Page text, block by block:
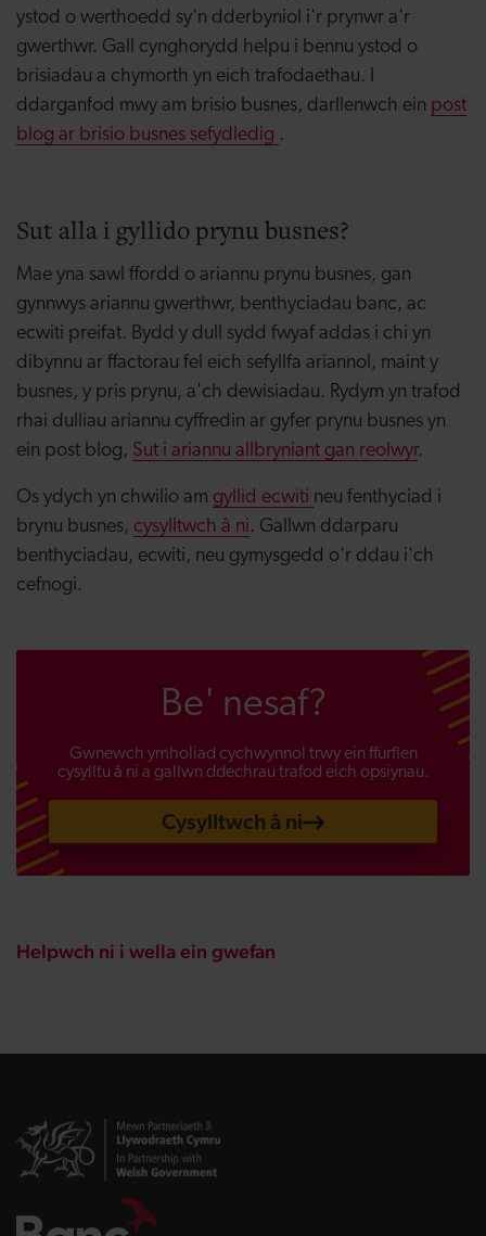
ystod o werthoedd sy'n dderbyniol i'r prynwr a'r
gwerthwr. Gall cynghorydd helpu i bennu ystod o
brisiadau a chymorth yn eich trafodaethau. I
ddarganfod mwy am brisio busnes, darllenwch ein post
blog ar brisio busnes sefydledig .
Sut alla i gyllido prynu busnes?
Mae yna sawl ffordd o ariannu prynu busnes, gan
gynnwys ariannu gwerthwr, benthyciadau banc, ac
ecwiti preifat. Bydd y dull sydd fwyaf addas i chi yn
dibynnu ar ffactorau fel eich sefyllfa ariannol, maint y
busnes, y pris prynu, a'ch dewisiadau. Rydym yn trafod
rhai dulliau ariannu cyffredin ar gyfer prynu busnes yn
ein post blog, Sut i ariannu allbryniant gan reolwyr.
Os ydych yn chwilio am gyllid ecwiti neu fenthyciad i
brynu busnes, cysylltwch â ni. Gallwn ddarparu
benthyciadau, ecwiti, neu gymysgedd o'r ddau i'ch
cefnogi.
Be' nesaf?
Gwnewch ymholiad cychwynnol trwy ein ffurflen
cysylltu â ni a gallwn ddechrau trafod eich opsiynau.
Cysylltwch â ni
Helpwch ni i wella ein gwefan